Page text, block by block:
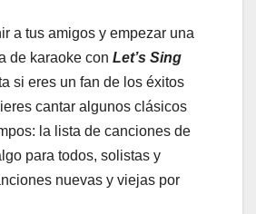
a tus amigos y empezar una
de karaoke con Let’s Sing
si eres un fan de los éxitos
cantar algunos clásicos
la lista de canciones de
para todos, solistas y
nuevas y viejas por